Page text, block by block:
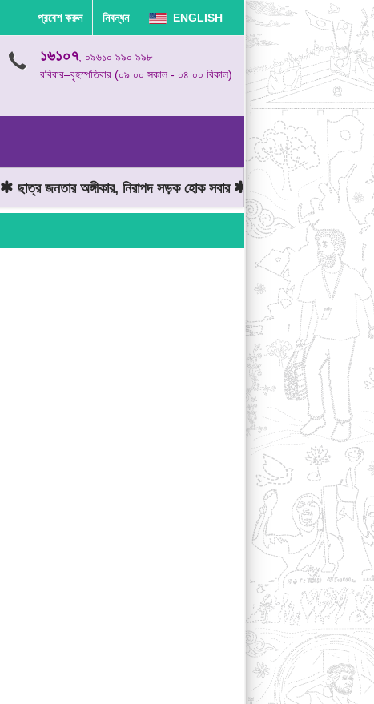
প্রবেশ করুন নিবন্ধন ENGLISH
১৬১০৭, ০৯৬১০ ৯৯০ ৯৯৮
রবিবার–বৃহস্পতিবার (০৯.০০ সকাল - ০৪.০০ বিকাল)
ছাত্র জনতার অঙ্গীকার, নিরাপদ সড়ক হোক সবার মোটরযান চালানোর সময়